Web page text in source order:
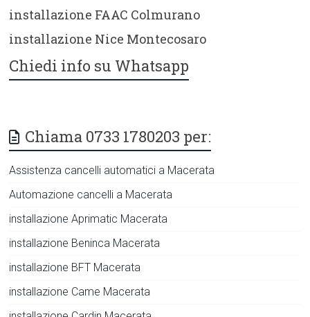
installazione FAAC Colmurano
installazione Nice Montecosaro
Chiedi info su Whatsapp
Chiama 0733 1780203 per:
Assistenza cancelli automatici a Macerata
Automazione cancelli a Macerata
installazione Aprimatic Macerata
installazione Beninca Macerata
installazione BFT Macerata
installazione Came Macerata